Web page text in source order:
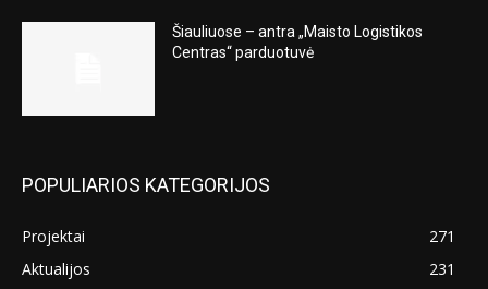
Šiauliuose – antra „Maisto Logistikos
Centras“ parduotuvė
POPULIARIOS KATEGORIJOS
Projektai
271
Aktualijos
231